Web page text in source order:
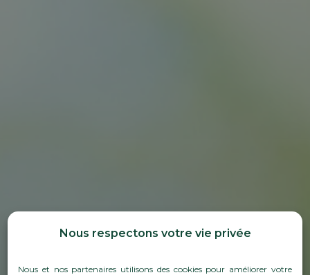
Nous respectons votre vie privée
Nous et nos partenaires utilisons des cookies pour améliorer votre